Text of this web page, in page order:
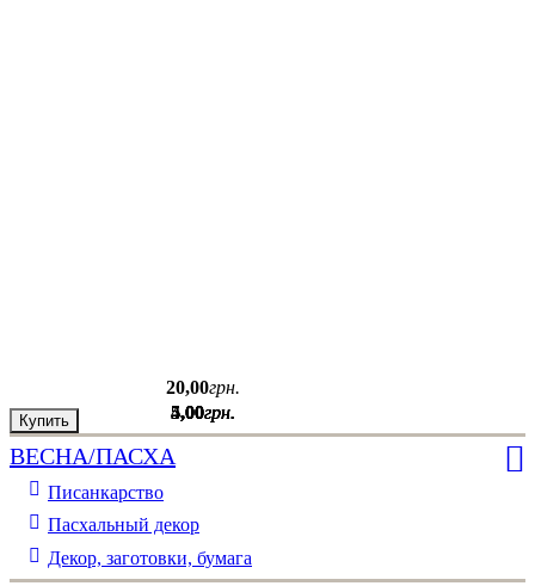
20,00грн.
Купить 4,00грн.
5,00грн.
5,00грн.
5,00грн.
5,00грн.
ВЕСНА/ПАСХА
Писанкарство
Пасхальный декор
Декор, заготовки, бумага